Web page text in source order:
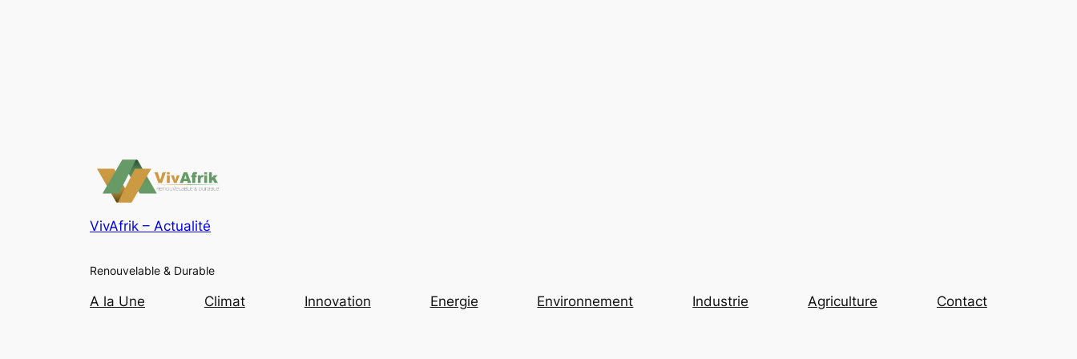
VivAfrik – Actualité
Renouvelable & Durable
A la Une Climat Innovation Energie Environnement Industrie Agriculture Contact